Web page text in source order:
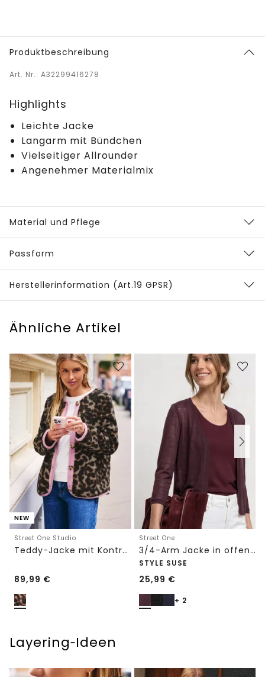
Produktbeschreibung
Art. Nr.: A32299416278
Highlights
Leichte Jacke
Langarm mit Bündchen
Vielseitiger Allrounder
Angenehmer Materialmix
Material und Pflege
Passform
Herstellerinformation (Art.19 GPSR)
Ähnliche Artikel
NEW
Street One Studio
Teddy-Jacke mit Kontrastdetail
89,99 €
Street One
3/4-Arm Jacke in offener Passform
STYLE SUSE
25,99 €
+ 2
Layering‑Ideen